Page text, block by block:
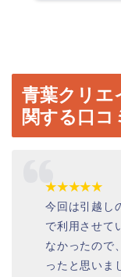
青葉クリエ
関する口コ
★★★★★
今回は引越し
で利用させて
なかったので
ったと思いま